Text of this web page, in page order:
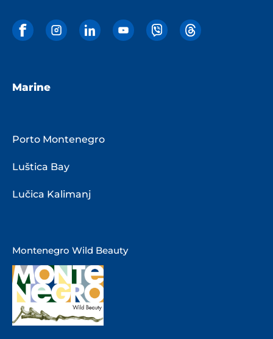
Marine
Porto Montenegro
Luštica Bay
Lučica Kalimanj
Montenegro Wild Beauty